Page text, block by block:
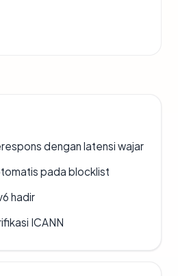
dengan latensi wajar
pada blocklist
hadir
ICANN